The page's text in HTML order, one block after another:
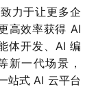
力于让更多企
高效率获得 AI
体开发、AI 编
新一代场景，
站式 AI 云平台